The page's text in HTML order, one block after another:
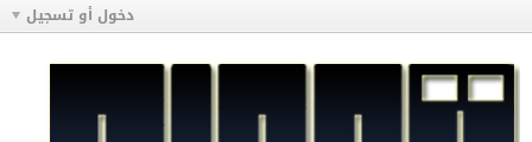
دخول أو تسجيل